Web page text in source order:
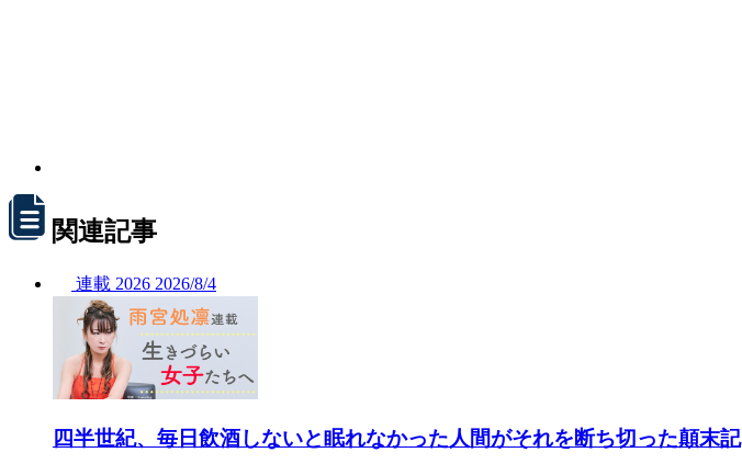
関連記事
連載 2026 2026/8/4
四半世紀、毎日飲酒しないと眠れなかった人間がそれを断ち切った顛末記